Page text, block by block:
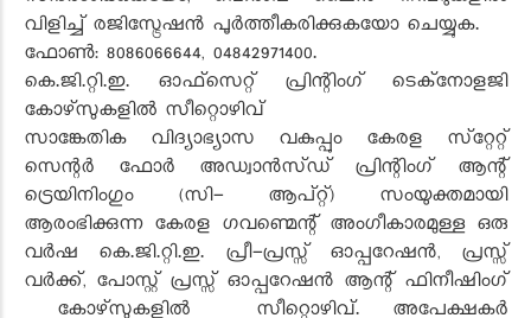
വിളിച്ച് രജിസ്ട്രേഷൻ പൂർത്തീകരിക്കുകയോ ചെയ്യുക.
ഫോൺ: 8086066644, 04842971400.
കെ.ജി.റ്റി.ഇ. ഓഫ്‌സെറ്റ് പ്രിന്റിംഗ് ടെക്‌നോളജി
കോഴ്‌സുകളിൽ സീറ്റൊഴിവ്
സാങ്കേതിക വിദ്യാഭ്യാസ വകുപ്പും കേരള സ്‌റ്റേറ്റ്
സെന്റര്‍ ഫോര്‍ അഡ്വാന്‍സ്ഡ് പ്രിന്റിംഗ് ആന്റ്
ട്രെയിനിംഗും (സി- ആപ്റ്റ്) സംയുക്തമായി
ആരംഭിക്കുന്ന കേരള ഗവണ്മെന്റ് അംഗീകാരമുള്ള ഒരു
വര്‍ഷ കെ.ജി.റ്റി.ഇ. പ്രീ-പ്രസ്സ് ഓപ്പറേഷന്‍, പ്രസ്സ്
വര്‍ക്ക്, പോസ്റ്റ് പ്രസ്സ് ഓപ്പറേഷന്‍ ആന്റ് ഫിനീഷിംഗ്
കോഴ്‌സുകളിൽ സീറ്റൊഴിവ്. അപേക്ഷകര്‍